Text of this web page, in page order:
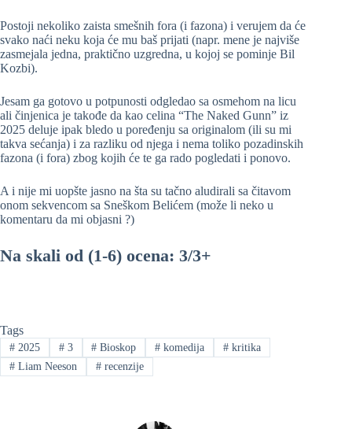
Postoji nekoliko zaista smešnih fora (i fazona) i verujem da će
svako naći neku koja će mu baš prijati (napr. mene je najviše
zasmejala jedna, praktično uzgredna, u kojoj se pominje Bil
Kozbi).
Jesam ga gotovo u potpunosti odgledao sa osmehom na licu
ali činjenica je takođe da kao celina “The Naked Gunn” iz
2025 deluje ipak bledo u poređenju sa originalom (ili su mi
takva sećanja) i za razliku od njega i nema toliko pozadinskih
fazona (i fora) zbog kojih će te ga rado pogledati i ponovo.
A i nije mi uopšte jasno na šta su tačno aludirali sa čitavom
onom sekvencom sa Sneškom Belićem (može li neko u
komentaru da mi objasni ?)
Na skali od (1-6) ocena: 3/3+
Tags
#2025 #3 # Bioskop # komedija # kritika
#Liam Neeson #recenzije